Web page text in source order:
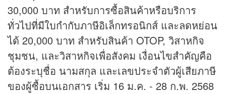
30,000 บาท สำหรับการซื้อสินค้าหรือบริการ
ทั่วไปที่มีใบกำกับภาษีอิเล็กทรอนิกส์ และลดหย่อน
ได้ 20,000 บาท สำหรับสินค้า OTOP, วิสาหกิจ
ชุมชน, และวิสาหกิจเพื่อสังคม เงื่อนไขสำคัญคือ
ต้องระบุชื่อ นามสกุล และเลขประจำตัวผู้เสียภาษี
ของผู้ซื้อบนเอกสาร เริ่ม 16 ม.ค. - 28 ก.พ. 2568